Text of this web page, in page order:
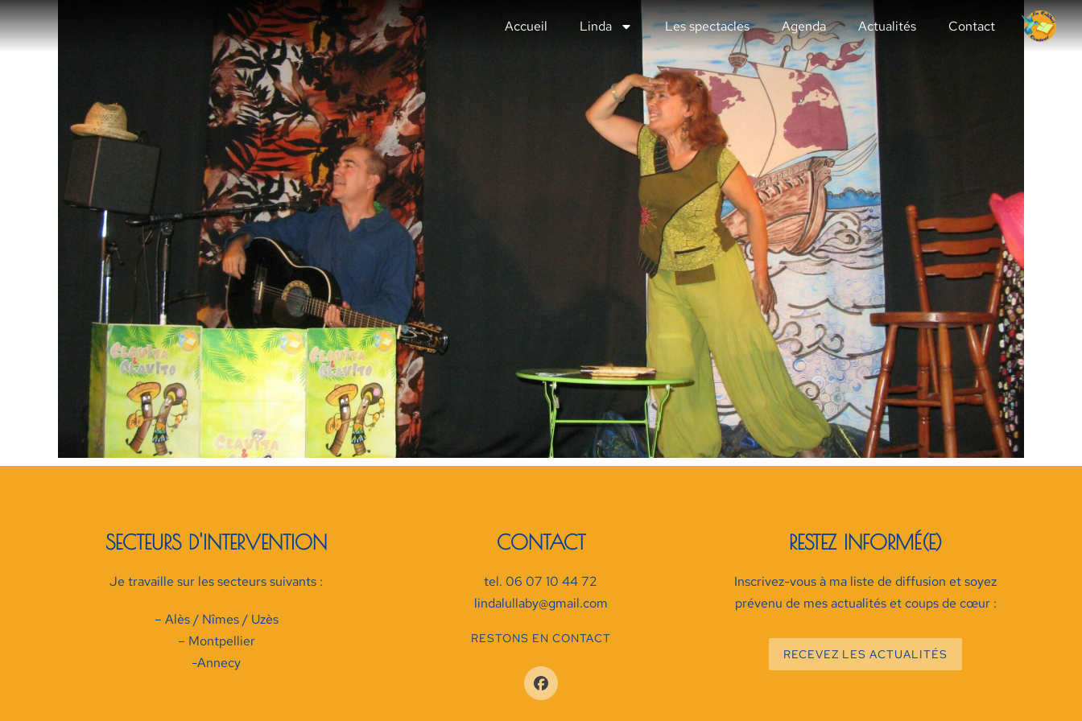
Accueil Linda Les spectacles Agenda Actualités Contact
SECTEURS D'INTERVENTION
Je travaille sur les secteurs suivants :
– Alès / Nîmes / Uzès
– Montpellier
-Annecy
CONTACT
tel. 06 07 10 44 72
lindalullaby@gmail.com
RESTONS EN CONTACT
RESTEZ INFORMÉ(E)
Inscrivez-vous à ma liste de diffusion et soyez
prévenu de mes actualités et coups de cœur :
RECEVEZ LES ACTUALITÉS